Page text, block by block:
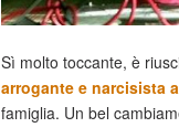
Sì molto toccante, è
arrogante e narcisista
famiglia. Un bel